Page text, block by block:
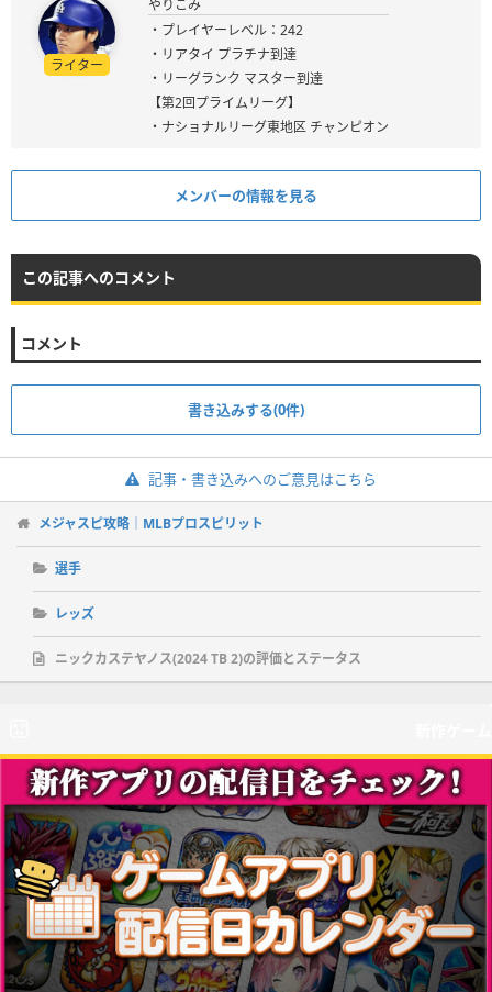
ライター
やりこみ
・プレイヤーレベル：242
・リアタイ プラチナ到達
・リーグランク マスター到達
【第2回プライムリーグ】
・ナショナルリーグ東地区 チャンピオン
メンバーの情報を見る
この記事へのコメント
コメント
書き込みする(0件)
記事・書き込みへのご意見はこちら
メジャスピ攻略｜MLBプロスピリット
選手
レッズ
ニックカステヤノス(2024 TB 2)の評価とステータス